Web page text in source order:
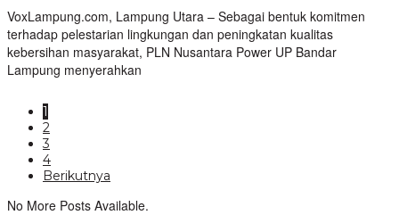
VoxLampung.com, Lampung Utara – Sebagai bentuk komitmen
terhadap pelestarian lingkungan dan peningkatan kualitas
kebersihan masyarakat, PLN Nusantara Power UP Bandar
Lampung menyerahkan
1
2
3
4
Berikutnya
No More Posts Available.